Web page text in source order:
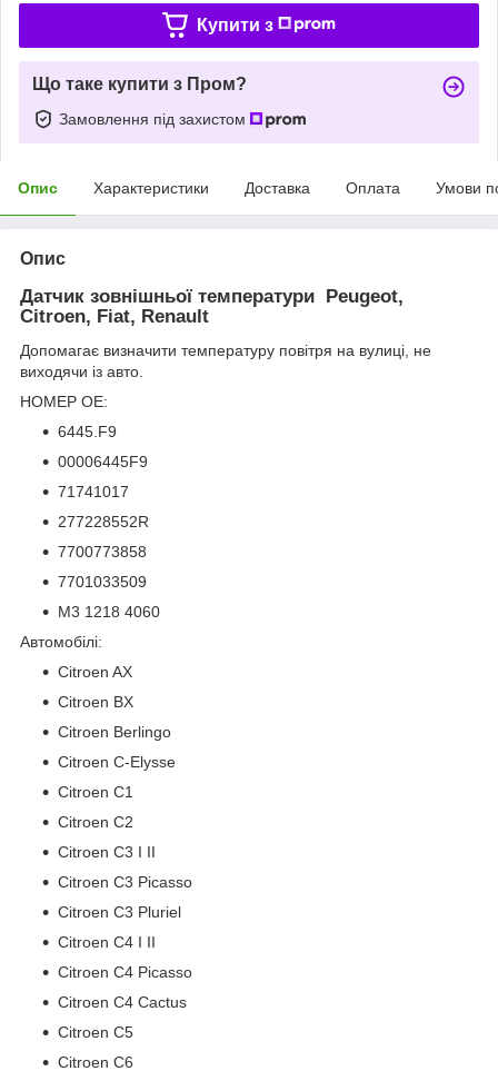
Купити з
Що таке купити з Пром?
Замовлення під захистом
Опис Характеристики Доставка Оплата Умови
Опис
Датчик зовнішньої температури Peugeot,
Citroen, Fiat, Renault
Допомагає визначити температуру повітря на вулиці, не
виходячи із авто.
НОМЕР OE:
6445.F9
00006445F9
71741017
277228552R
7700773858
7701033509
M3 1218 4060
Автомобілі:
Citroen AX
Citroen BX
Citroen Berlingo
Citroen C-Elysse
Citroen C1
Citroen C2
Citroen C3 I II
Citroen C3 Picasso
Citroen C3 Pluriel
Citroen C4 I II
Citroen C4 Picasso
Citroen C4 Cactus
Citroen C5
Citroen C6